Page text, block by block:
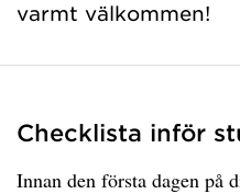
varmt välkommen!
Checklista inför
Innan den första dagen på